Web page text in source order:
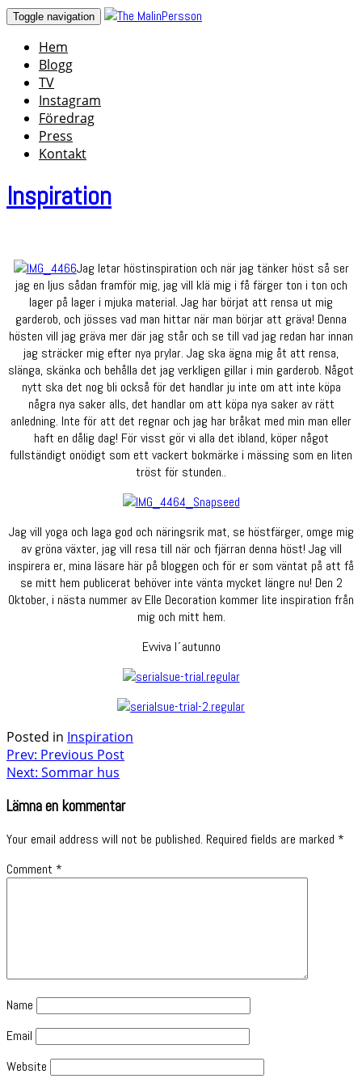
Skip
content
Toggle navigation
Hem
Blogg
TV
Instagram
Föredrag
Press
Kontakt
Inspiration
Jag letar höstinspiration och när jag tänker höst så ser
jag en ljus sådan framför mig, jag vill klä mig i få färger ton i ton och
lager på lager i mjuka material. Jag har börjat att rensa ut mig
garderob, och jösses vad man hittar när man börjar att gräva! Denna
hösten vill jag gräva mer där jag står och se till vad jag redan har innan
jag sträcker mig efter nya prylar. Jag ska ägna mig åt att rensa,
slänga, skänka och behålla det jag verkligen gillar i min garderob. Något
nytt ska det nog bli också för det handlar ju inte om att inte köpa
några nya saker alls, det handlar om att köpa nya saker av rätt
anledning. Inte för att det regnar och jag har bråkat med min man eller
haft en dålig dag! För visst gör vi alla det ibland, köper något
fullständigt onödigt som ett vackert bokmärke i mässing som en liten
tröst för stunden..
Jag vill yoga och laga god och näringsrik mat, se höstfärger, omge mig
av gröna växter, jag vill resa till när och fjärran denna höst! Jag vill
inspirera er, mina läsare här på bloggen och för er som väntat på att få
se mitt hem publicerat behöver inte vänta mycket längre nu! Den 2
Oktober, i nästa nummer av Elle Decoration kommer lite inspiration från
mig och mitt hem.
Evviva l´autunno
Posted in Inspiration
Post
navigation
Prev: Previous Post
Next: Sommar hus
Lämna en kommentar
Your email address will not be published. Required fields are marked *
Comment *
Name
Email
Website